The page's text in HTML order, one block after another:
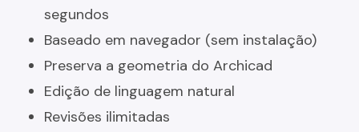
segundos
Baseado em navegador (sem instalação)
Preserva a geometria do Archicad
Edição de linguagem natural
Revisões ilimitadas